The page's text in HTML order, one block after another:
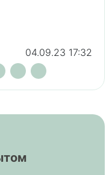
04.09.23 17:32